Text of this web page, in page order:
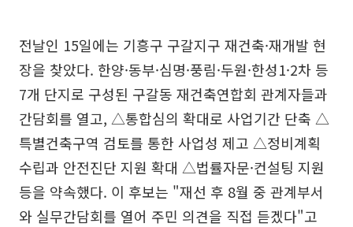
전날인 15일에는 기흥구 구갈지구 재건축·재개발 현
장을 찾았다. 한양·동부·심명·풍림·두원·한성1·2차 등
7개 단지로 구성된 구갈동 재건축연합회 관계자들과
간담회를 열고, △통합심의 확대로 사업기간 단축 △
특별건축구역 검토를 통한 사업성 제고 △정비계획
수립과 안전진단 지원 확대 △법률자문·컨설팅 지원
등을 약속했다. 이 후보는 "재선 후 8월 중 관계부서
와 실무간담회를 열어 주민 의견을 직접 듣겠다"고